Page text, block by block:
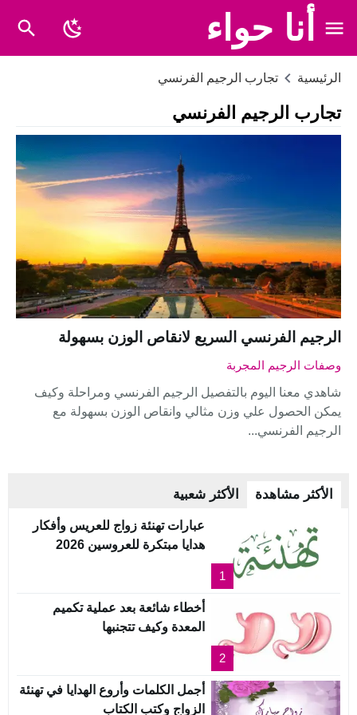
أنا حواء
الرئيسية تجارب الرجيم الفرنسي
تجارب الرجيم الفرنسي
الرجيم الفرنسي السريع لانقاص الوزن بسهولة
وصفات الرجيم المجربة
شاهدي معنا اليوم بالتفصيل الرجيم الفرنسي ومراحلة وكيف
يمكن الحصول علي وزن مثالي وانقاص الوزن بسهولة مع
الرجيم الفرنسي...
الأكثر مشاهدة الأكثر شعبية
1
عبارات تهنئة زواج للعريس وأفكار
هدايا مبتكرة للعروسين 2026
2
أخطاء شائعة بعد عملية تكميم
المعدة وكيف تتجنبها
أجمل الكلمات وأروع الهدايا في تهنئة
الزواج وكتب الكتاب